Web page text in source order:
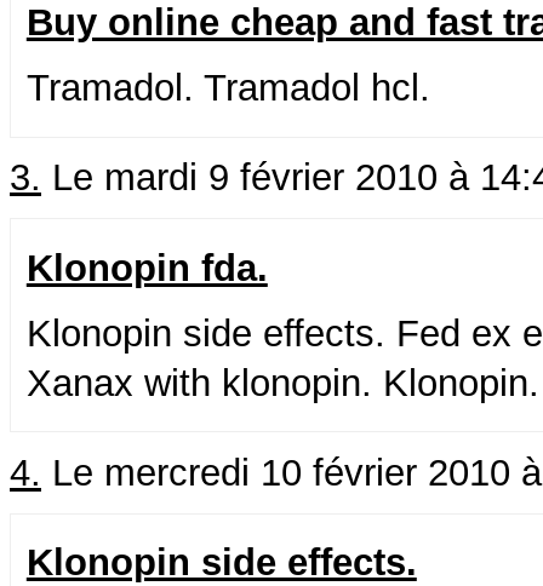
Buy online cheap and fast
Tramadol. Tramadol hcl.
3. Le mardi 9 février 2010 à
Klonopin fda.
Klonopin side effects. Fed ex
Xanax with klonopin.
4. Le mercredi 10 février 2010
Klonopin side effects.